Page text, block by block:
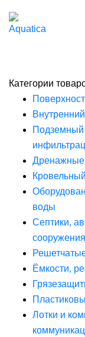
Категории
Подземный
Дренажные
воды
Септики,
Ёмкости,
Лотки и